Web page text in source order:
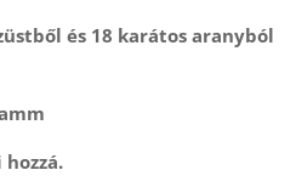
és 18 karátos aranyból